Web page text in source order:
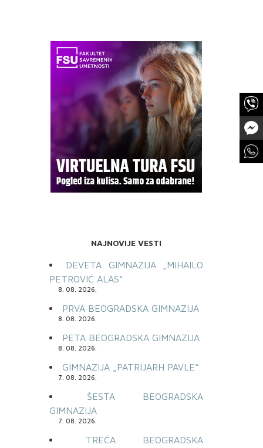
NAJNOVIJE VESTI
DEVETA GIMNAZIJA „MIHAILO
PETROVIĆ ALAS“
8. 08. 2026.
PRVA BEOGRADSKA GIMNAZIJA
8. 08. 2026.
PETA BEOGRADSKA GIMNAZIJA
8. 08. 2026.
GIMNAZIJA „PATRIJARH PAVLE“
7. 08. 2026.
ŠESTA BEOGRADSKA
GIMNAZIJA
7. 08. 2026.
TREĆA BEOGRADSKA